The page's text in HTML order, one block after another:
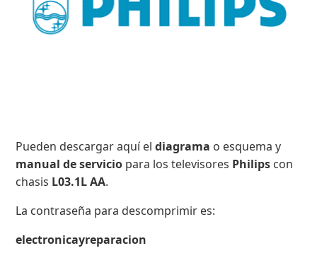
Pueden descargar aquí eldiagrama o esquema y
manual de servicio para los televisores Philips con
chasis L03.1L AA.
La contraseña para descomprimir es:
electronicayreparacion